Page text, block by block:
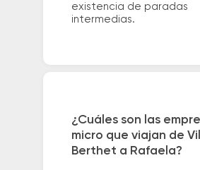
existencia de paradas
intermedias.
¿Cuáles son las
micro que viajan de
Berthet a Rafaela?